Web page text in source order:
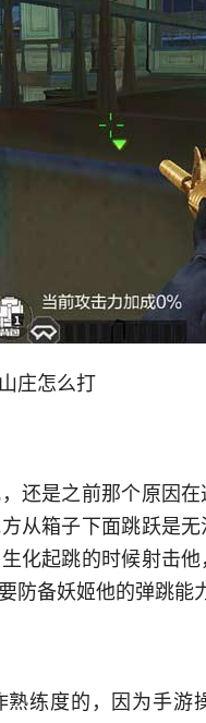
庄怎么打
还是之前那个原因在
从箱子下面跳跃是
化起跳的时候射击
防备妖姬他的弹跳能
练度的，因为手游